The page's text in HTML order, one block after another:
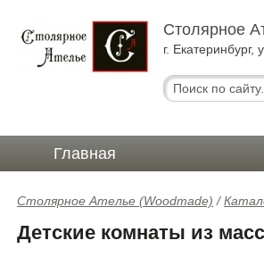
Столярное
г. Екатеринбург,
Главная
Столярное Ателье (Woodmade) /
Детские комнаты из